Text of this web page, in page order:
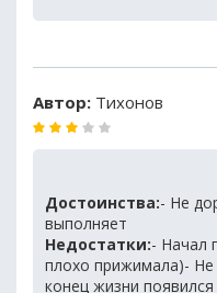
Автор: Тихонов
Достоинства:- Не
выполняет
Недостатки:- Начал
плохо прижимала)-
конец жизни